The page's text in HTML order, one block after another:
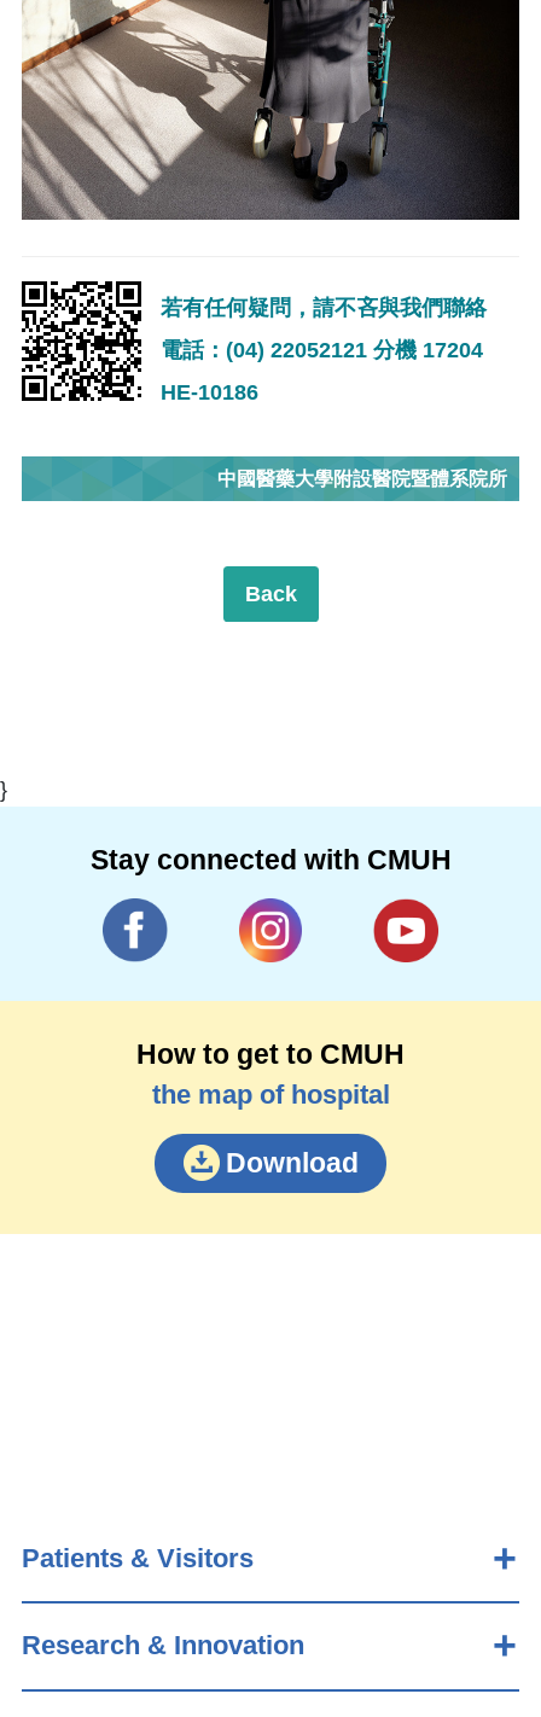
若有任何疑問，請不吝與我們聯絡
電話：(04) 22052121 分機 17204
HE-10186
中國醫藥大學附設醫院暨體系院所
Back
}
Stay connected with CMUH
How to get to CMUH
the map of hospital
Download
Patients & Visitors
Research & Innovation